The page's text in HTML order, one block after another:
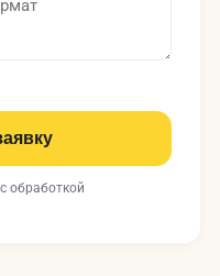
обработкой